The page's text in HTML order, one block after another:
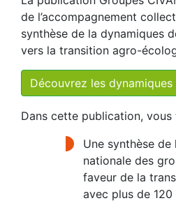
de l’accompagnement
synthèse de la dynamiques
vers la transition agro-
Découvrez les
Dans cette publication, vous
Une synthèse de
nationale des
faveur de la
avec plus de